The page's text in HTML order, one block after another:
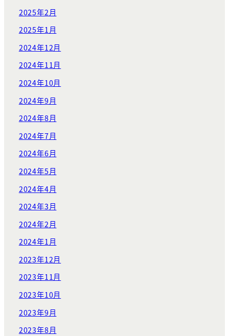
2025年2月
2025年1月
2024年12月
2024年11月
2024年10月
2024年9月
2024年8月
2024年7月
2024年6月
2024年5月
2024年4月
2024年3月
2024年2月
2024年1月
2023年12月
2023年11月
2023年10月
2023年9月
2023年8月